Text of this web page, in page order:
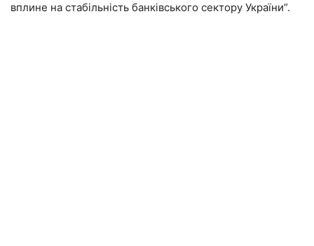
вплине на стабільність банківського сектору України”.